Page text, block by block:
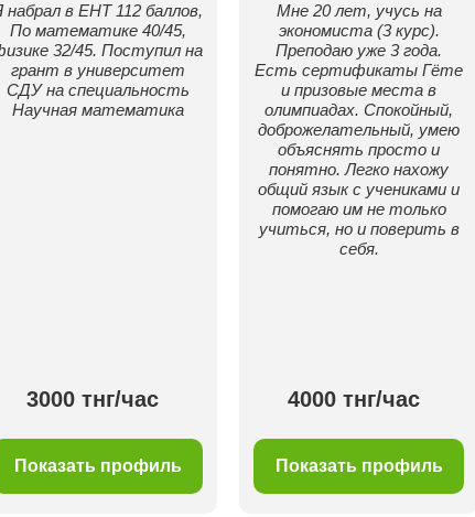
набрал в ЕНТ 112 баллов,
По математике 40/45,
32/45. Поступил на
грант в университет
СДУ на специальность
Научная математика
3000 тнг/час
Показать профиль
Мне 20 лет, учусь на
экономиста (3 курс).
Преподаю уже 3 года.
Есть сертификаты Гёте
и призовые места в
олимпиадах. Спокойный,
доброжелательный, умею
объяснять просто и
понятно. Легко нахожу
общий язык с учениками и
помогаю им не только
учиться, но и поверить в
себя.
4000 тнг/час
Показать профиль